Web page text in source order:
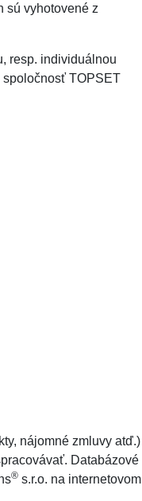
sú vyhotovené z
resp. individuálnou
spoločnosť TOPSET
nájomné zmluvy atď.)
Databázové
® s.r.o. na internetovom